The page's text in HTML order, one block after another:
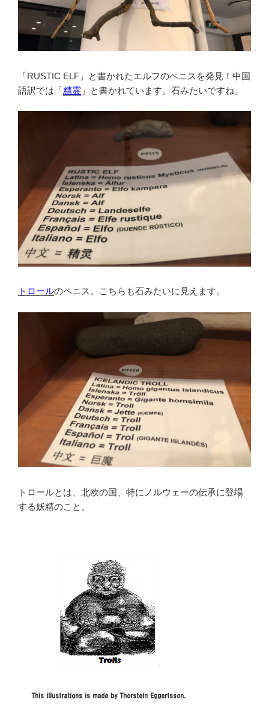
「RUSTIC ELF」と書かれたエルフのペニスを発見！中国
語訳では「精霊 」と書かれています。石みたいですね。
トロールのペニス。こちらも石みたいに見えます。
トロールとは、北欧の国、特にノルウェーの伝承に登場
する妖精のこと。